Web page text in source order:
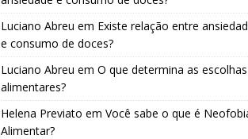
Luciano Abreu em Existe relação entre
e consumo de doces?
Luciano Abreu em O que determina as escolhas
alimentares?
Helena Previato em Você sabe o que é
Alimentar?